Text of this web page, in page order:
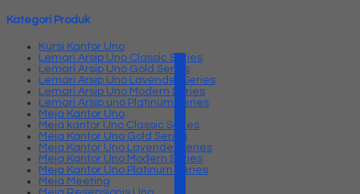
Kategori Produk
Kursi Kantor Uno
Lemari Arsip Uno Classic Series
Lemari Arsip Uno Gold Series
Lemari Arsip Uno Lavender Series
Lemari Arsip Uno Modern Series
Lemari Arsip uno Platinum Series
Meja Kantor Uno
Meja kantor Uno Classic Series
Meja Kantor Uno Gold Series
Meja Kantor Uno Lavender series
Meja Kantor Uno Modern Series
Meja Kantor Uno Platinum Series
Meja Meeting